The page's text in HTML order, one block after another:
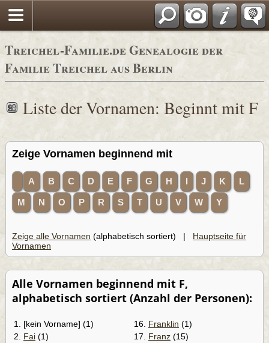
Adressbücher
Treichel-Familie.de Genealogie der
Familie Treichel aus Berlin
Liste der Vornamen: Beginnt mit F
Zeige Vornamen beginnend mit
A B C D E F G H J K L
M N O P R S T U V W Y
Zeige alle Vornamen (alphabetisch sortiert) | Hauptseite für
Vornamen
Alle Vornamen beginnend mit F,
alphabetisch sortiert (Anzahl der Personen):
1. [kein Vorname] (1)
2. Fai (1)
16. Franklin (1)
17. Franz (15)